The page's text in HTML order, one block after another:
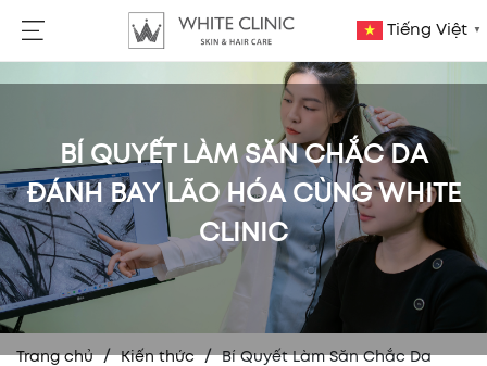
Tiếng Việt ▼
BÍ QUYẾT LÀM SĂN CHẮC DA
ĐÁNH BAY LÃO HÓA CÙNG WHITE
CLINIC
Trang chủ / Kiến thức /
Bí Quyết Làm Săn Chắc Da